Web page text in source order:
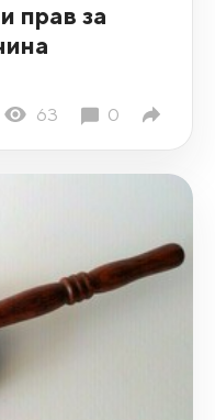
прав за
63 0